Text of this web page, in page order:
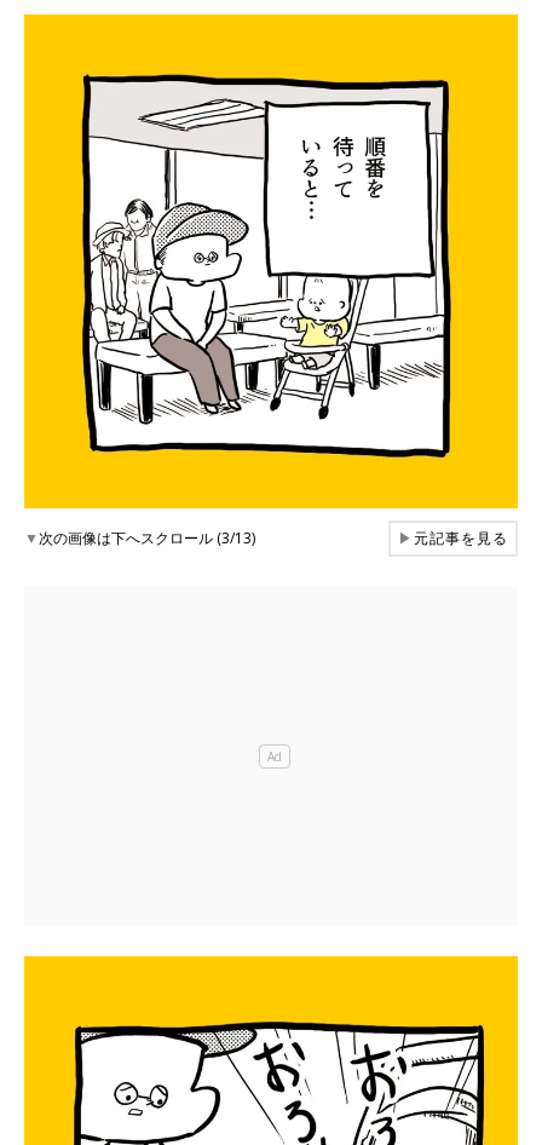
▼次の画像は下へスクロール (3/13) ▶元記事を見る